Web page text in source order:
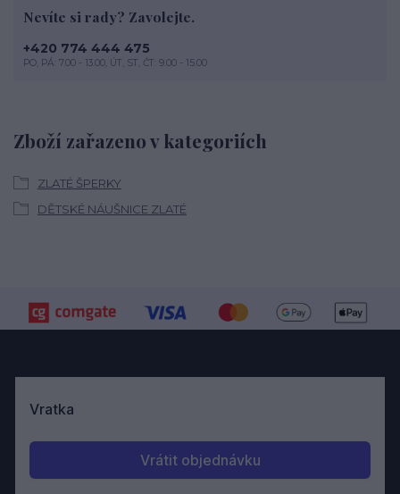
Zboží zařazeno v kategoriích
ZLATÉ ŠPERKY
DĚTSKÉ NÁUŠNICE ZLATÉ
Nevíte si rady? Zavolejte.
+420 774 444 475
PO, PÁ: 7.00 - 13.00, ÚT, ST, ČT: 9.00 - 15.00